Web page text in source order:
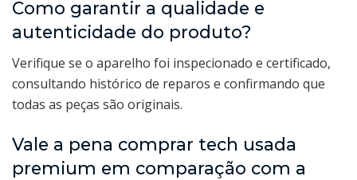
Como garantir a qualidade e
autenticidade do produto?
Verifique se o aparelho foi inspecionado e certificado,
consultando histórico de reparos e confirmando que
todas as peças são originais.
Vale a pena comprar tech usada
premium em comparação com a